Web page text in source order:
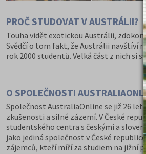
PROČ STUDOVAT V AUSTRÁLII?
Touha vidět exotickou Austrálii,
Svědčí o tom fakt, že Austrálii navštíví
rok 2000 studentů. Velká část z nich si
O SPOLEČNOSTI
Společnost AustraliaOnline se již 26
zkušenosti a silné zázemí. V České
studentského centra s českými a
jako jediná společnost v České
zájemců, kteří míří za studiem na jižní